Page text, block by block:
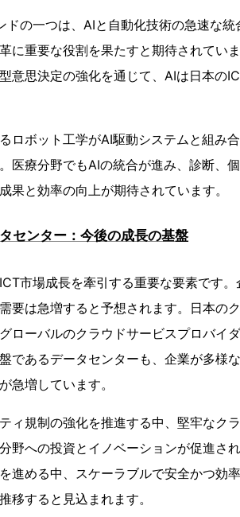
の一つは、AIと自動化技術の急速な
に重要な役割を果たすと期待されてい
意思決定の強化を通じて、AIは日本の
ロボット工学がAI駆動システムと組み
医療分野でもAIの統合が進み、診断、
果と効率の向上が期待されています。
センター：今後の成長の基盤
市場成長を牽引する重要な要素です
要は急増すると予想されます。日本の
ローバルのクラウドサービスプロバイ
であるデータセンターも、企業が多様
急増しています。
ィ規制の強化を推進する中、堅牢なク
野への投資とイノベーションが促進さ
進める中、スケーラブルで安全かつ効
移すると見込まれます。